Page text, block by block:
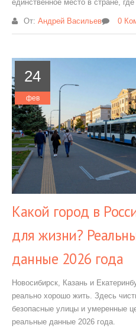
единственное место в стране,
От: Андрей Васильев 0
24
фев
Какой город в
для жизни?
данные 2026 года
Новосибирск, Казань и
реально хорошо жить. Здесь
безопасные улицы и умеренные
реальные данные 2026 года.